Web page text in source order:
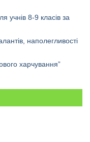
учнів 8-9 класів за
наполегливості
харчування”